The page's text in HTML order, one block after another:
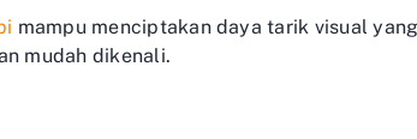
mampu menciptakan daya tarik visual
mudah dikenali.